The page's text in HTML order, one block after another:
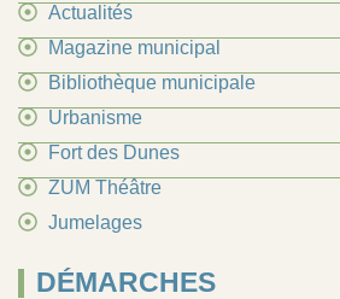
Actualités
Magazine municipal
Bibliothèque municipale
Urbanisme
Fort des Dunes
ZUM Théâtre
Jumelages
DÉMARCHES